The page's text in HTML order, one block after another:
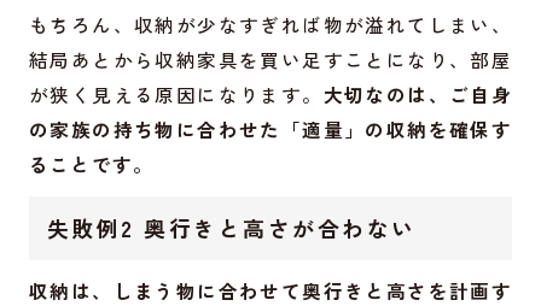
もちろん、収納が少なすぎれば物が溢れてしまい、
結局あとから収納家具を買い足すことになり、部屋
が狭く見える原因になります。 大切なのは、ご自身
の家族の持ち物に合わせた「適量」の収納を確保す
ることです。
失敗例2 奥行きと高さが合わない
収納は、しまう物に合わせて奥行きと高さを計画す